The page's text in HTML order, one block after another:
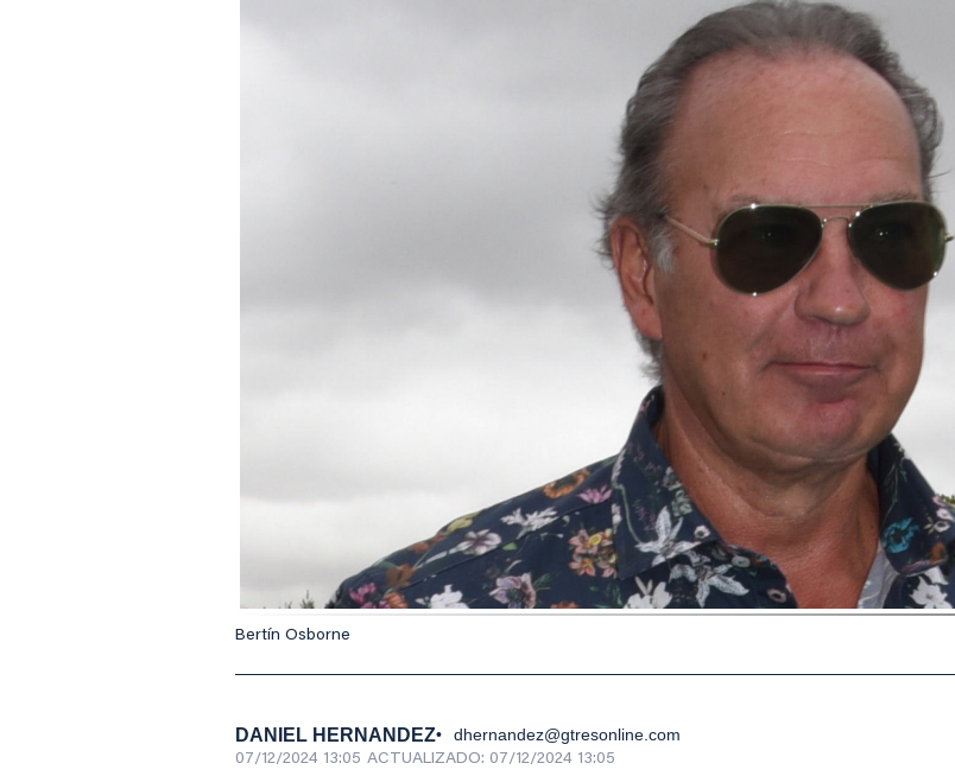
Bertín Osborne
DANIEL HERNANDEZ dhernandez@gtresonline.com
07/12/2024 13:05 ACTUALIZADO: 07/12/2024 13:05